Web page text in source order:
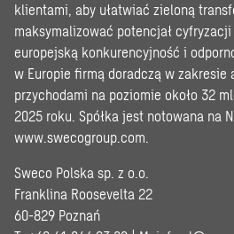
klientami, aby ułatwiać zieloną
maksymalizować potencjał
europejską konkurencyjność i
w Europie firmą doradczą w
przychodami na poziomie około 32
2025 roku. Spółka jest notowana na
www.swecogroup.com
Sweco Polska sp. z o.o.
Franklina Roosevelta 22
60-829 Poznań